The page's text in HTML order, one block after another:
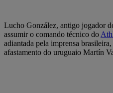
Lucho González, antigo jogador
assumir o comando técnico do
adiantada pela imprensa
afastamento do uruguaio Martín